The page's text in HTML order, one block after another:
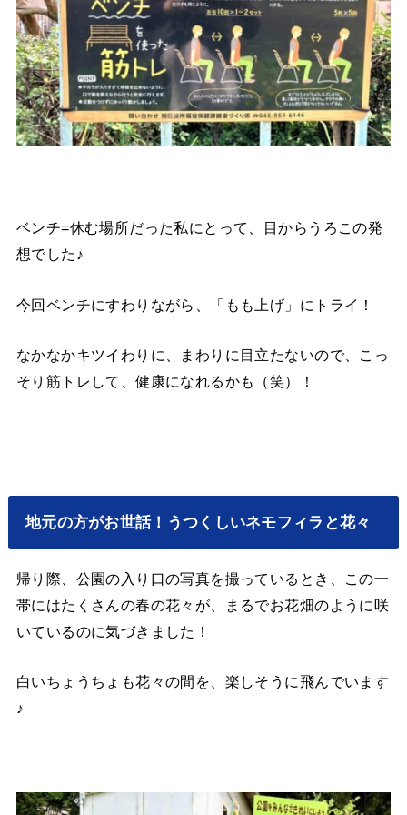
ベンチ=休む場所だった私にとって、目からうろこの発
想でした♪
今回ベンチにすわりながら、「もも上げ」にトライ！
なかなかキツイわりに、まわりに目立たないので、こっ
そり筋トレして、健康になれるかも（笑）！
地元の方がお世話！うつくしいネモフィラと花々
帰り際、公園の入り口の写真を撮っているとき、この一
帯にはたくさんの春の花々が、まるでお花畑のように咲
いているのに気づきました！
白いちょうちょも花々の間を、楽しそうに飛んでいます
♪